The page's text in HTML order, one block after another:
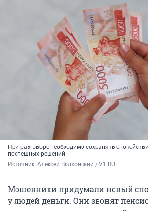
При разговоре необходимо сохранять
поспешных решений
Источник: Алексей Волхонский / V1.RU
Мошенники придумали новый
у людей деньги. Они звонят